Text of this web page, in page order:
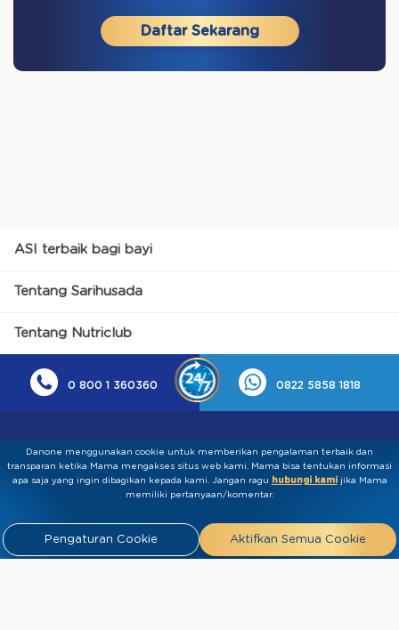
Daftar Sekarang
ASI terbaik bagi bayi
Tentang Sarihusada
Tentang Nutriclub
0 800 1 360360 0822 5858 1818
Kebijakan Privasi Syarat & Ketentuan
Tentang Kami
Danone menggunakan cookie untuk memberikan pengalaman terbaik dan
transparan ketika Mama mengakses situs web kami. Mama bisa tentukan informasi
apa saja yang ingin dibagikan kepada kami.​ ​Jangan ragu hubungi kamijika Mama
memiliki pertanyaan/komentar.
Pengaturan Cookie Aktifkan Semua Cookie